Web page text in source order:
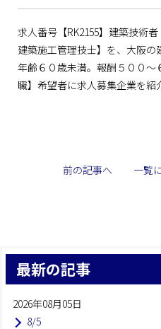
求人番号【RK2155】建築技術
建築施工管理技士】を、大阪の
年齢６０歳未満。報酬５００
職】希望者に求人募集企業を紹
前の記事へ 一覧
最新の記事
2026年08月05日
8/5